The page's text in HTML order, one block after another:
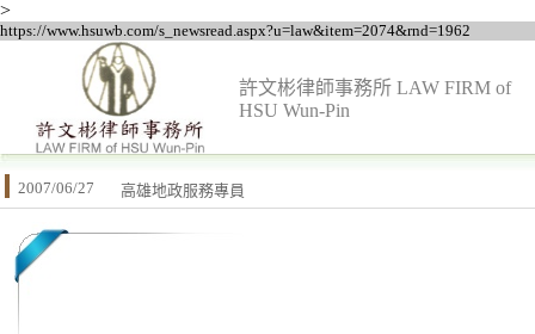
>
https://www.hsuwb.com/s_newsread.aspx?u=law&item=2074&rnd=1962
許文彬律師事務所 LAW FIRM of
HSU Wun-Pin
2007/06/27 高雄地政服務專員